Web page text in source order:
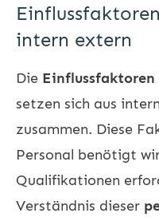
intern extern
Die Einflussfaktoren
setzen sich aus
zusammen. Diese
Personal benötigt
Qualifikationen
Verständnis dieser